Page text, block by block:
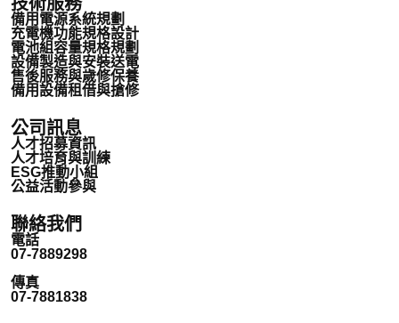
技術服務
備用電源系統規劃
充電機功能規格設計
電池組容量規格規劃
設備製造與安裝送電
售後服務與歲修保養
備用設備租借與搶修
公司訊息
人才招募資訊
人才培育與訓練
ESG推動小組
公益活動參與
聯絡我們
電話
07-7889298
傳真
07-7881838